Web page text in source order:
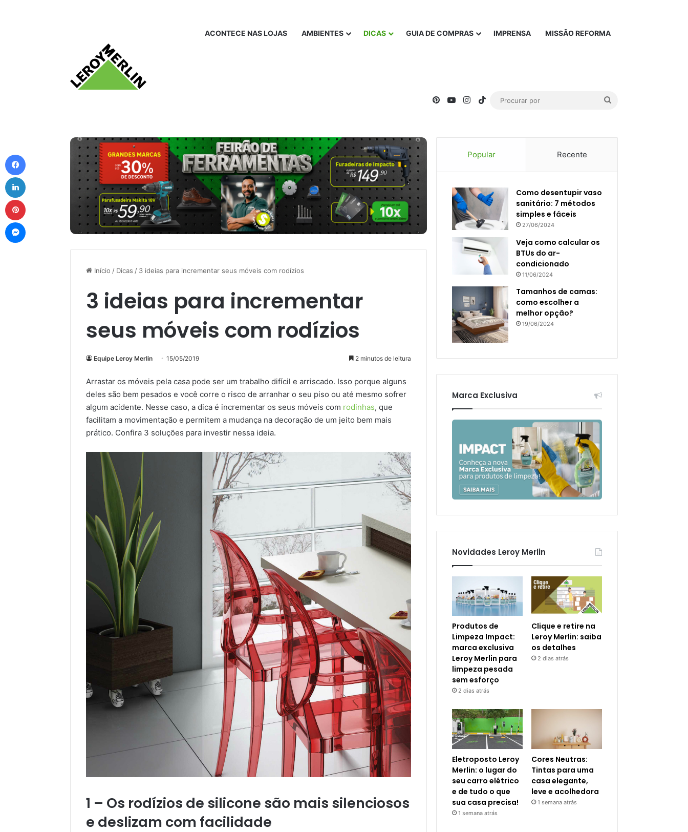
ACONTECE NAS LOJAS AMBIENTES DICAS GUIA DE COMPRAS IMPRENSA MISSÃO REFORMA
PinterestYouTubeInstagram
TikTok
Início / Dicas / 3 ideias para incrementar seus móveis com rodízios
3 ideias para incrementar
seus móveis com rodízios
Equipe Leroy Merlin 15/05/2019 2 minutos de leitura
Arrastar os móveis pela casa pode ser um trabalho difícil e arriscado. Isso porque alguns
deles são bem pesados e você corre o risco de arranhar o seu piso ou até mesmo sofrer
algum acidente. Nesse caso, a dica é incrementar os seus móveis com rodinhas, que
facilitam a movimentação e permitem a mudança na decoração de um jeito bem mais
prático. Confira 3 soluções para investir nessa ideia.
1 – Os rodízios de silicone são mais silenciosos
e deslizam com facilidade
Popular Recente
Como desentupir vaso
sanitário: 7 métodos
simples e fáceis
27/06/2024
Veja como calcular os
BTUs do ar-
condicionado
11/06/2024
Tamanhos de camas:
como escolher a
melhor opção?
19/06/2024
Marca Exclusiva
Novidades Leroy Merlin
Produtos de
Limpeza Impact:
marca exclusiva
Leroy Merlin para
limpeza pesada
sem esforço
2 dias atrás
Clique e retire na
Leroy Merlin: saiba
os detalhes
2 dias atrás
Eletroposto Leroy
Merlin: o lugar do
seu carro elétrico
e de tudo o que
sua casa precisa!
1 semana atrás
Cores Neutras:
Tintas para uma
casa elegante,
leve e acolhedora
1 semana atrás